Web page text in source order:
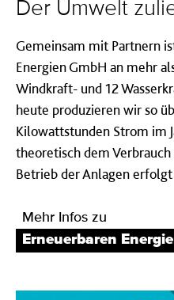
Der Umwelt
Gemeinsam mit Partnern
Energien GmbH an mehr
Windkraft- und 12
heute produzieren wir so
Kilowattstunden Strom im
theoretisch dem
Betrieb der Anlagen
Mehr Infos zu
Erneuerbaren